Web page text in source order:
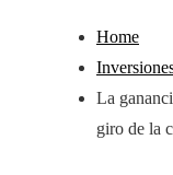
Home
La
giro de la